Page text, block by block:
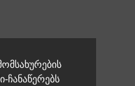
ჩანაწერებს